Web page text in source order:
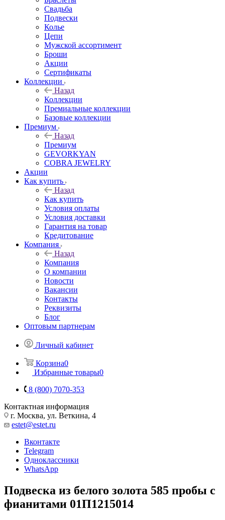
Свадьба
Подвески
Колье
Цепи
Мужской ассортимент
Броши
Акции
Сертификаты
Коллекции
Назад
Коллекции
Премиальные коллекции
Базовые коллекции
Премиум
Назад
Премиум
GEVORKYAN
COBRA JEWELRY
Акции
Как купить
Назад
Как купить
Условия оплаты
Условия доставки
Гарантия на товар
Кредитование
Компания
Назад
Компания
О компании
Новости
Вакансии
Контакты
Реквизиты
Блог
Оптовым партнерам
Личный кабинет
Корзина0
Избранные товары0
8 (800) 7070-353
Контактная информация
г. Москва, ул. Веткина, 4
estet@estet.ru
Вконтакте
Telegram
Одноклассники
WhatsApp
Подвеска из белого золота 585 пробы с
фианитами 01П1215014